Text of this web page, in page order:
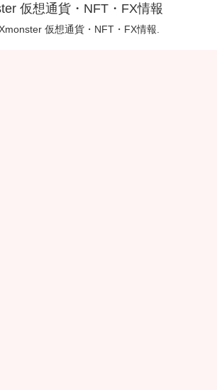
仮想通貨・NFT・FX情報
仮想通貨・NFT・FX情報.